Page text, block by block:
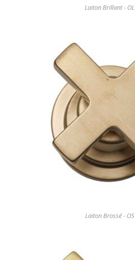
Laiton Brillant - OL
Laiton Brossé - OS